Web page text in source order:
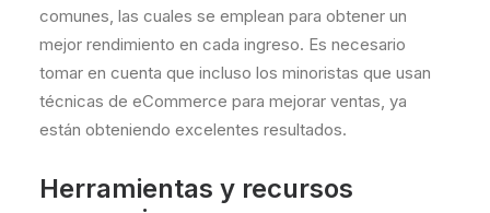
comunes, las cuales se emplean para obtener un
mejor rendimiento en cada ingreso. Es necesario
tomar en cuenta que incluso los minoristas que usan
técnicas de eCommerce para mejorar ventas, ya
están obteniendo excelentes resultados.
Herramientas y recursos